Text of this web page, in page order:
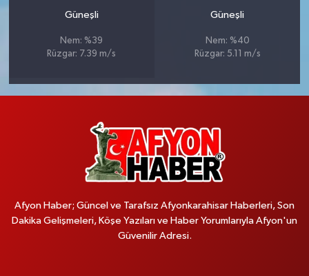
Güneşli
Nem: %39
Rüzgar: 7.39 m/s
Güneşli
Nem: %40
Rüzgar: 5.11 m/s
Afyon Haber; Güncel ve Tarafsız Afyonkarahisar Haberleri, Son
Dakika Gelişmeleri, Köşe Yazıları ve Haber Yorumlarıyla Afyon'un
Güvenilir Adresi.